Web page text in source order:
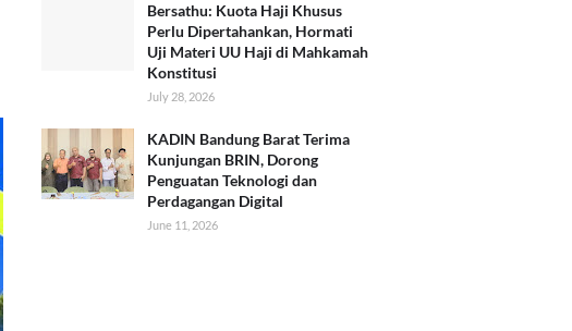
Bersathu: Kuota Haji Khusus
Perlu Dipertahankan, Hormati
Uji Materi UU Haji di Mahkamah
Konstitusi
July 28, 2026
KADIN Bandung Barat Terima
Kunjungan BRIN, Dorong
Penguatan Teknologi dan
Perdagangan Digital
June 11, 2026